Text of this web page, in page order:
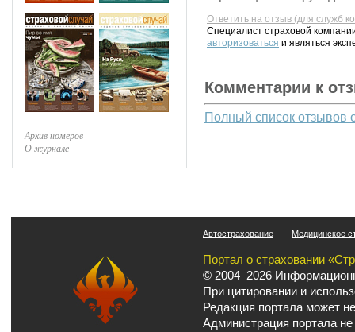
Архив номеров
О журнале
Ответить на отзыв (для служб
Специалист страховой
авторизоваться и являться
Комментарии к
Полный список отзывов
Автострахование Медицинское
Портал о страховании
© 2004–2026
При цитировании и
Редакция портала может
Администрация портала